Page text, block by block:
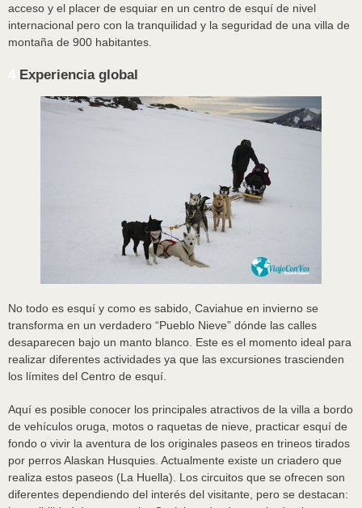
acceso y el placer de esquiar en un centro de esquí de nivel
internacional pero con la tranquilidad y la seguridad de una villa de
montaña de 900 habitantes.
Experiencia global
No todo es esquí y como es sabido, Caviahue en invierno se
transforma en un verdadero “Pueblo Nieve” dónde las calles
desaparecen bajo un manto blanco. Este es el momento ideal para
realizar diferentes actividades ya que las excursiones trascienden
los límites del Centro de esquí.
Aquí es posible conocer los principales atractivos de la villa a bordo
de vehículos oruga, motos o raquetas de nieve, practicar esquí de
fondo o vivir la aventura de los originales paseos en trineos tirados
por perros Alaskan Husquies. Actualmente existe un criadero que
realiza estos paseos (La Huella). Los circuitos que se ofrecen son
diferentes dependiendo del interés del visitante, pero se destacan: